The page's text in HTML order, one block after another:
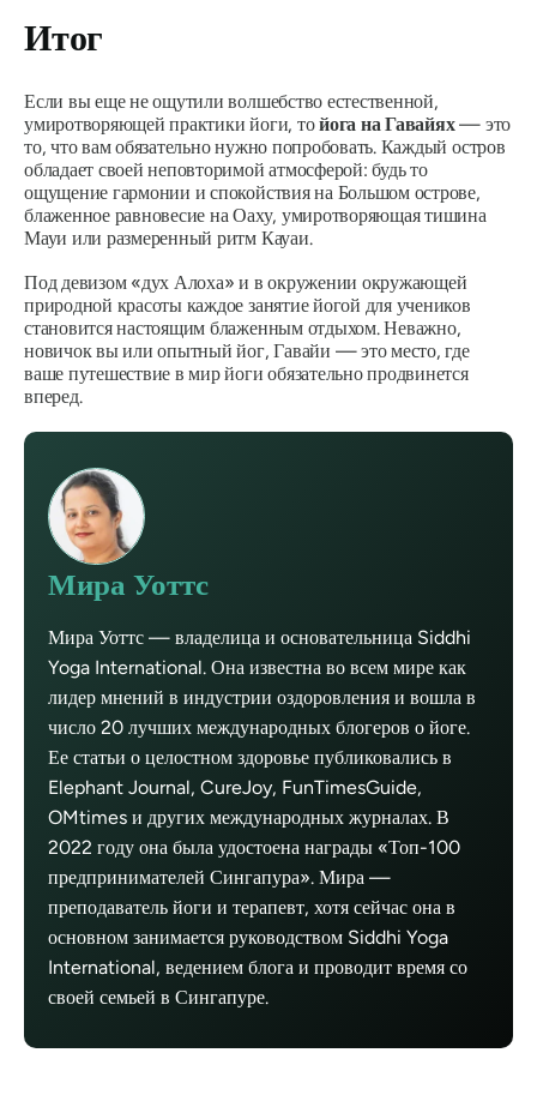
Итог
Если вы еще не ощутили волшебство естественной,
умиротворяющей практики йоги, тойога на Гавайях— это
то, что вам обязательно нужно попробовать. Каждый остров
обладает своей неповторимой атмосферой: будь то
ощущение гармонии и спокойствия на Большом острове,
блаженное равновесие на Оаху, умиротворяющая тишина
Мауи или размеренный ритм Кауаи.
Под девизом «дух Алоха» и в окружении окружающей
природной красоты каждое занятие йогой для учеников
становится настоящим блаженным отдыхом. Неважно,
новичок вы или опытный йог, Гавайи — это место, где
ваше путешествие в мир йоги обязательно продвинется
вперед.
Мира Уоттс
Мира Уоттс — владелица и основательница Siddhi
Yoga International. Она известна во всем мире как
лидер мнений в индустрии оздоровления и вошла в
число 20 лучших международных блогеров о йоге.
Ее статьи о целостном здоровье публиковались в
Elephant Journal, CureJoy, FunTimesGuide,
OMtimes и других международных журналах. В
2022 году она была удостоена награды «Топ-100
предпринимателей Сингапура». Мира —
преподаватель йоги и терапевт, хотя сейчас она в
основном занимается руководством Siddhi Yoga
International, ведением блога и проводит время со
своей семьей в Сингапуре.